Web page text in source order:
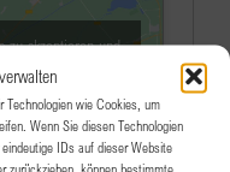
Technologien wie Cookies, um
Wenn Sie diesen Technologien
IDs auf dieser Website
zurückziehen, können bestimmte
zu akzeptieren und